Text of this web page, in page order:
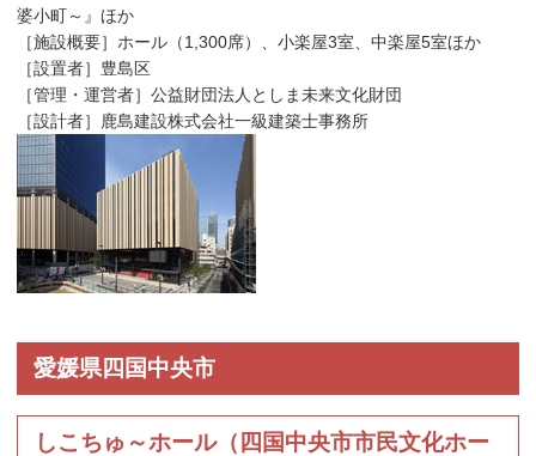
婆小町～』ほか
［施設概要］ホール（1,300席）、小楽屋3室、中楽屋5室ほか
［設置者］豊島区
［管理・運営者］公益財団法人としま未来文化財団
［設計者］鹿島建設株式会社一級建築士事務所
愛媛県四国中央市
しこちゅ～ホール（四国中央市市民文化ホー